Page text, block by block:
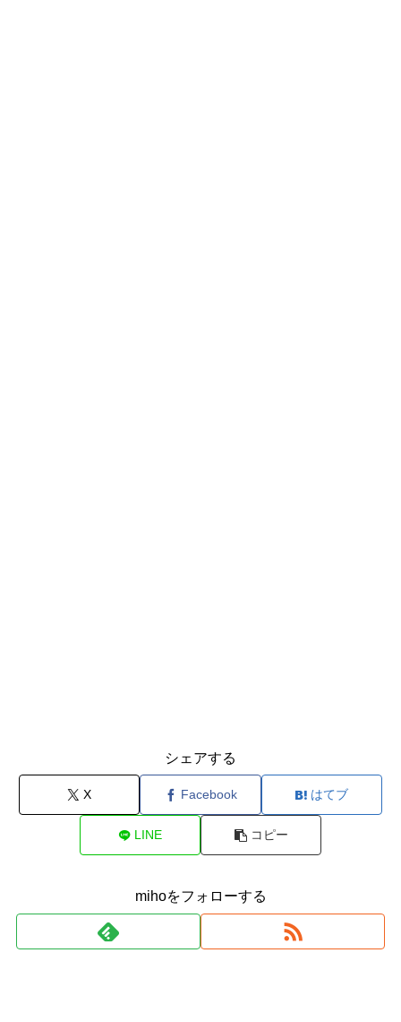
シェアする
X Facebook はてブ
LINE コピー
mihoをフォローする